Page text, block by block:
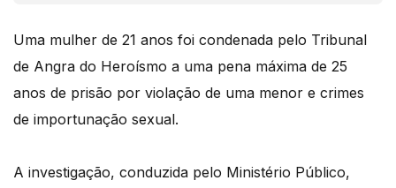
Uma mulher de 21 anos foi condenada pelo Tribunal
de Angra do Heroísmo a uma pena máxima de 25
anos de prisão por violação de uma menor e crimes
de importunação sexual.
A investigação, conduzida pelo Ministério Público,